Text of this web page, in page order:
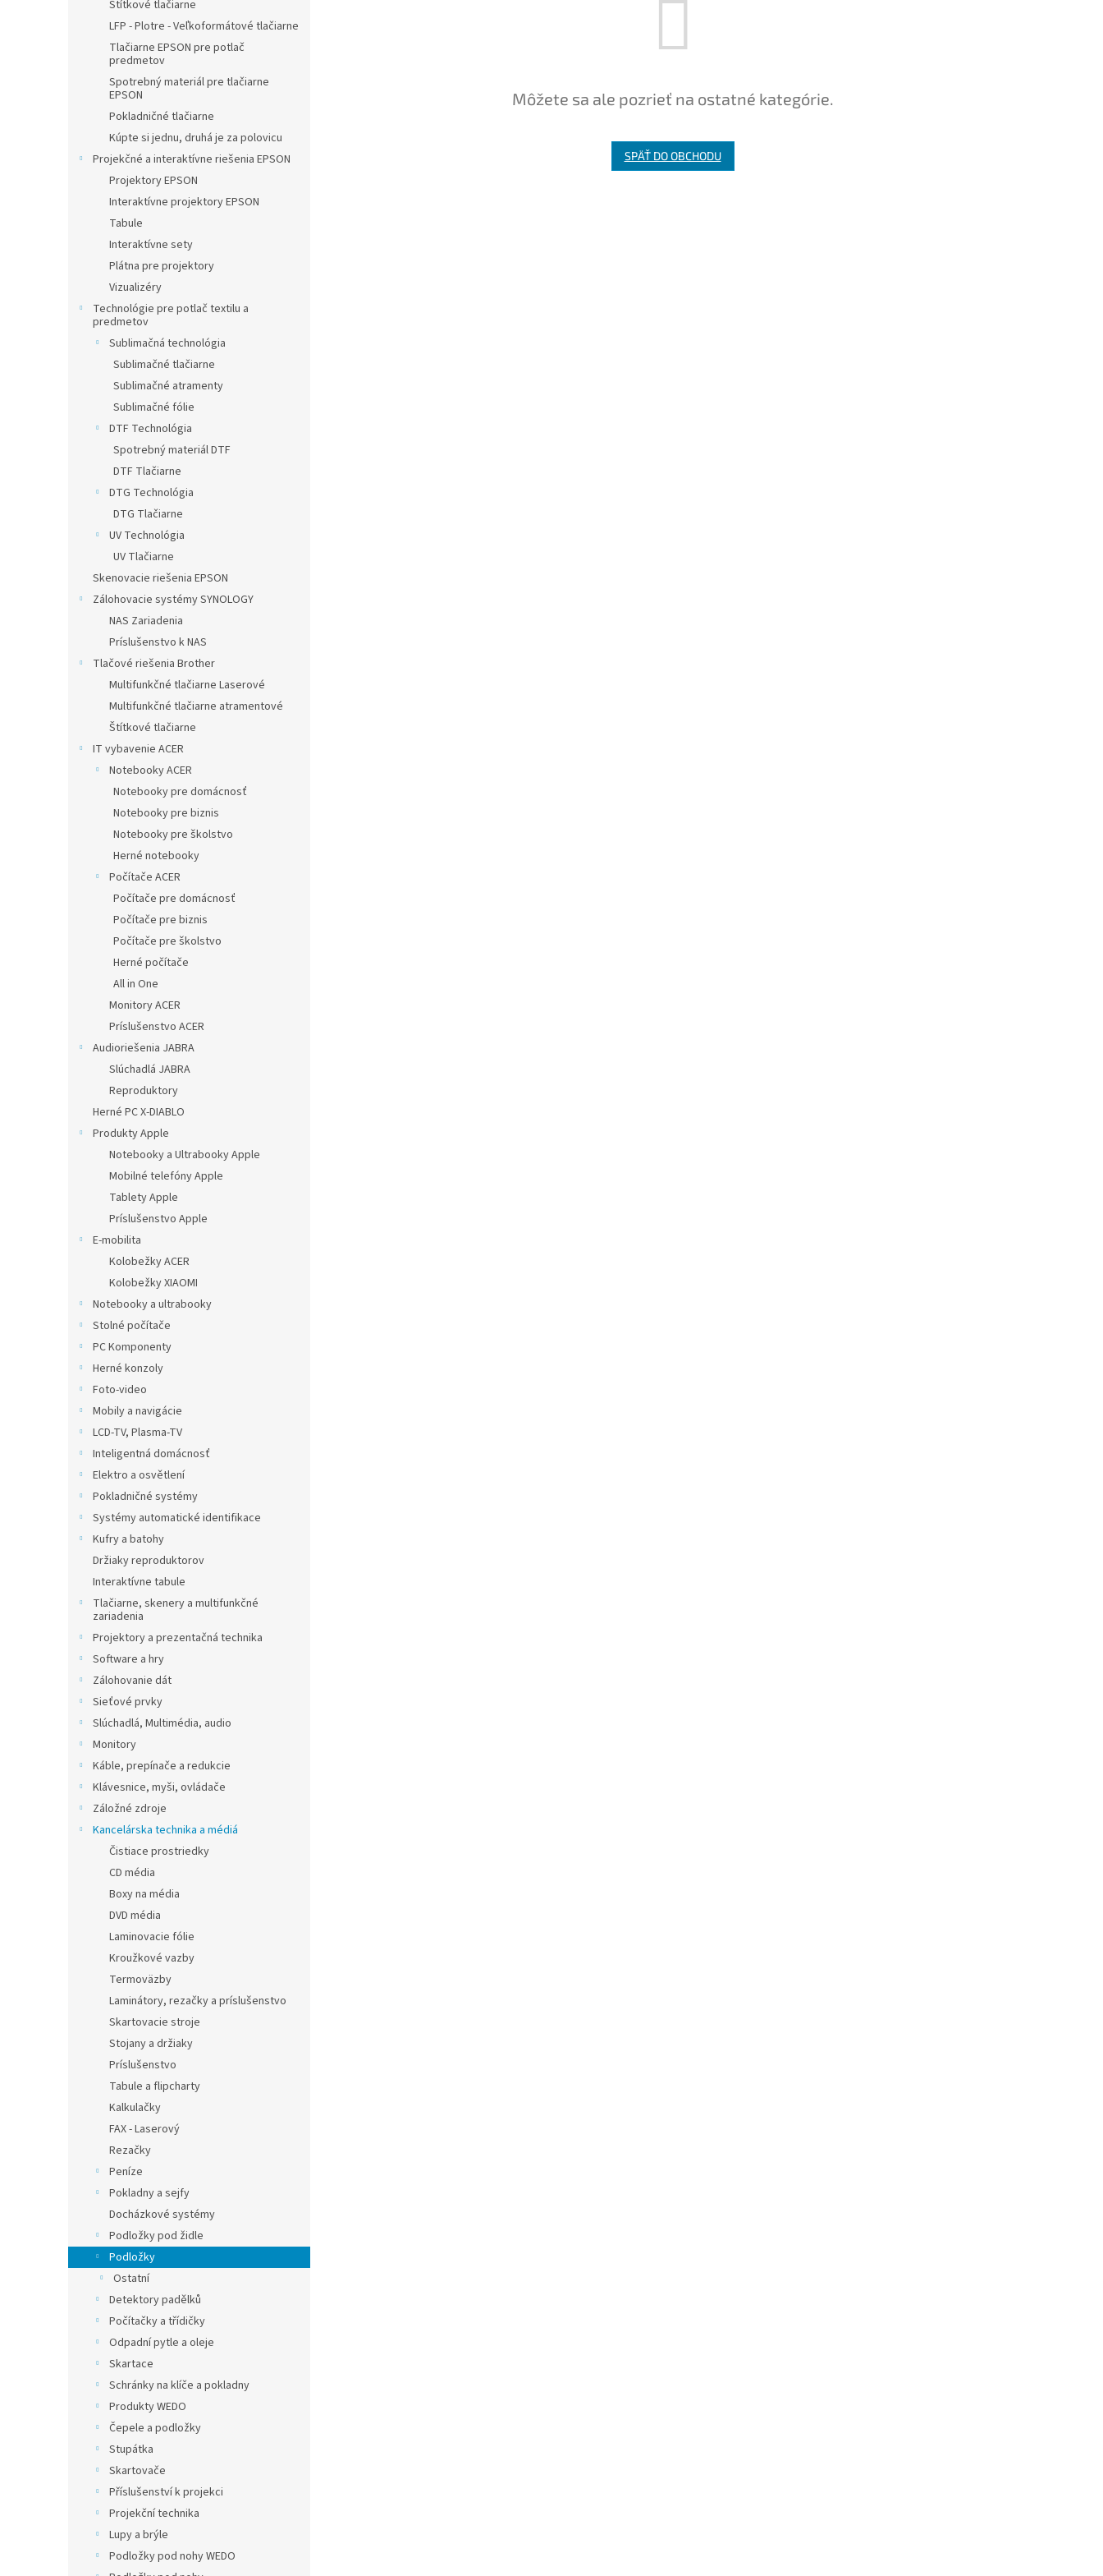
Štítkové tlačiarne
LFP - Plotre - Veľkoformátové tlačiarne
Tlačiarne EPSON pre potlač
predmetov
Spotrebný materiál pre tlačiarne
EPSON
Pokladničné tlačiarne
Kúpte si jednu, druhá je za polovicu
Projekčné a interaktívne riešenia EPSON
Projektory EPSON
Interaktívne projektory EPSON
Tabule
Interaktívne sety
Plátna pre projektory
Vizualizéry
Technológie pre potlač textilu a
predmetov
Sublimačná technológia
Sublimačné tlačiarne
Sublimačné atramenty
Sublimačné fólie
DTF Technológia
Spotrebný materiál DTF
DTF Tlačiarne
DTG Technológia
DTG Tlačiarne
UV Technológia
UV Tlačiarne
Skenovacie riešenia EPSON
Zálohovacie systémy SYNOLOGY
NAS Zariadenia
Príslušenstvo k NAS
Tlačové riešenia Brother
Multifunkčné tlačiarne Laserové
Multifunkčné tlačiarne atramentové
Štítkové tlačiarne
IT vybavenie ACER
Notebooky ACER
Notebooky pre domácnosť
Notebooky pre biznis
Notebooky pre školstvo
Herné notebooky
Počítače ACER
Počítače pre domácnosť
Počítače pre biznis
Počítače pre školstvo
Herné počítače
All in One
Monitory ACER
Príslušenstvo ACER
Audioriešenia JABRA
Slúchadlá JABRA
Reproduktory
Herné PC X-DIABLO
Produkty Apple
Notebooky a Ultrabooky Apple
Mobilné telefóny Apple
Tablety Apple
Príslušenstvo Apple
E-mobilita
Kolobežky ACER
Kolobežky XIAOMI
Notebooky a ultrabooky
Stolné počítače
PC Komponenty
Herné konzoly
Foto-video
Mobily a navigácie
LCD-TV, Plasma-TV
Inteligentná domácnosť
Elektro a osvětlení
Pokladničné systémy
Systémy automatické identifikace
Kufry a batohy
Držiaky reproduktorov
Interaktívne tabule
Tlačiarne, skenery a multifunkčné
zariadenia
Projektory a prezentačná technika
Software a hry
Zálohovanie dát
Sieťové prvky
Slúchadlá, Multimédia, audio
Monitory
Káble, prepínače a redukcie
Klávesnice, myši, ovládače
Záložné zdroje
Kancelárska technika a médiá
Čistiace prostriedky
CD média
Boxy na média
DVD média
Laminovacie fólie
Kroužkové vazby
Termoväzby
Laminátory, rezačky a príslušenstvo
Skartovacie stroje
Stojany a držiaky
Príslušenstvo
Tabule a flipcharty
Kalkulačky
FAX - Laserový
Rezačky
Peníze
Pokladny a sejfy
Docházkové systémy
Podložky pod židle
Podložky
Ostatní
Detektory padělků
Počítačky a třídičky
Odpadní pytle a oleje
Skartace
Schránky na klíče a pokladny
Produkty WEDO
Čepele a podložky
Stupátka
Skartovače
Příslušenství k projekci
Projekční technika
Lupy a brýle
Podložky pod nohy WEDO
Môžete sa ale pozrieť na ostatné kategórie.
SPÄŤ DO OBCHODU